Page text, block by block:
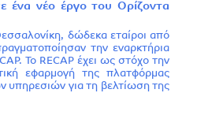
ένα νέο έργο του Ορίζοντα
δώδεκα εταίροι από
την εναρκτήρια
Το RECAP έχει ως στόχο την
εφαρμογή της πλατφόρμας
υπηρεσιών για τη βελτίωση της